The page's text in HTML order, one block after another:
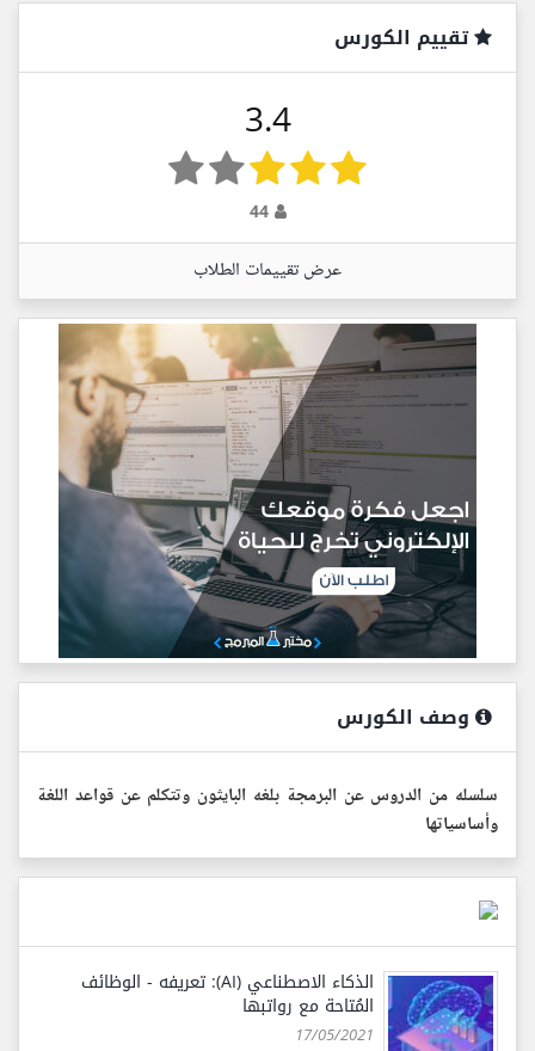
تقييم الكورس
3.4
44
عرض تقييمات الطلاب
وصف الكورس
سلسله من الدروس عن البرمجة بلغه البايثون وتتكلم عن قواعد اللغة
وأساسياتها
الذكاء الاصطناعي (AI): تعريفه - الوظائف
المُتاحة مع رواتبها
17/05/2021